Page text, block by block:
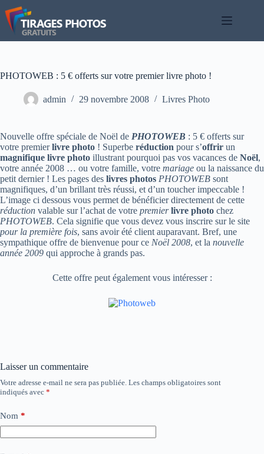
Passer
au
contenu
PHOTOWEB : 5 € offerts sur votre premier livre photo !
admin 29 novembre 2008 Livres Photo
Nouvelle offre spéciale de Noël de PHOTOWEB : 5 € offerts sur
votre premierlivre photo ! Superbe réduction pour s’offrir un
magnifique livre photo illustrant pourquoi pas vos vacances de Noël,
votre année 2008 … ou votre famille, votre mariage ou la naissance du
petit dernier ! Les pages des livres photos PHOTOWEB sont
magnifiques, d’un brillant très réussi, et d’un toucher impeccable !
L’image ci dessous vous permet de bénéficier directement de cette
réduction valable sur l’achat de votre premierlivre photo chez
PHOTOWEB. Cela signifie que vous devez vous inscrire sur le site
pour la première fois, sans avoir été client auparavant. Bref, une
sympathique offre de bienvenue pour ce Noël 2008, et la nouvelle
année 2009 qui approche à grands pas.
Cette offre peut également vous intéresser :
Laisser un commentaire
Votre adresse e-mail ne sera pas publiée. Les champs obligatoires sont
indiqués avec *
Nom *